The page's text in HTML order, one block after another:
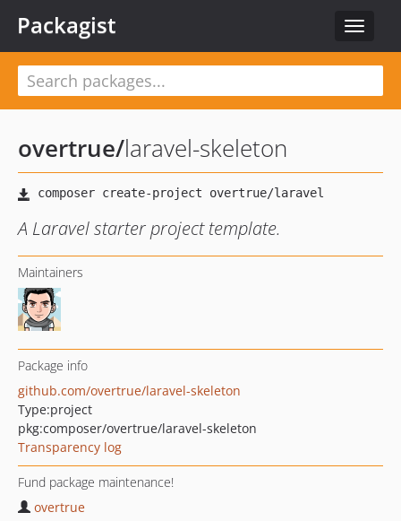
Toggle
Packagist
overtrue/laravel-skeleton
A Laravel starter project template.
Maintainers
Package info
github.com/overtrue/laravel-skeleton
Type:project
pkg:composer/overtrue/laravel-skeleton
Transparency log
Fund package maintenance!
overtrue